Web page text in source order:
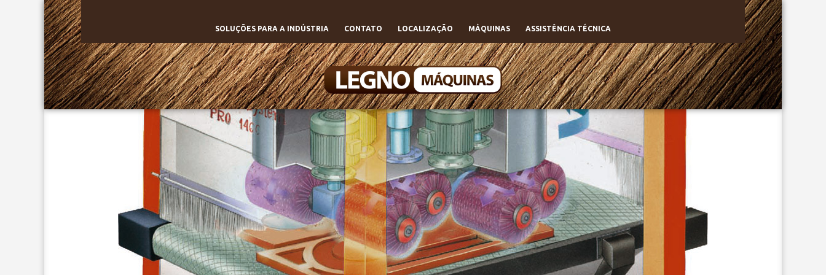
SOLUÇÕES PARA A INDÚSTRIA CONTATO LOCALIZAÇÃO MÁQUINAS ASSISTÊNCIA TÉCNICA